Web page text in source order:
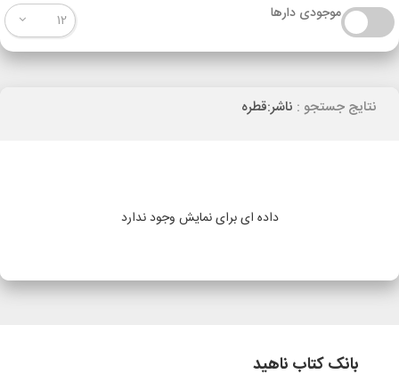
موجودی دارها 12
نتایج جستجو : ناشر:قطره
داده ای برای نمایش وجود ندارد
بانک کتاب ناهید